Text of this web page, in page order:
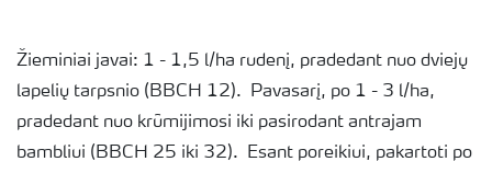
Žieminiai javai: 1 - 1,5 l/ha rudenį, pradedant nuo dviejų
lapelių tarpsnio (BBCH 12). Pavasarį, po 1 - 3 l/ha,
pradedant nuo krūmijimosi iki pasirodant antrajam
bambliui (BBCH 25 iki 32). Esant poreikiui, pakartoti po